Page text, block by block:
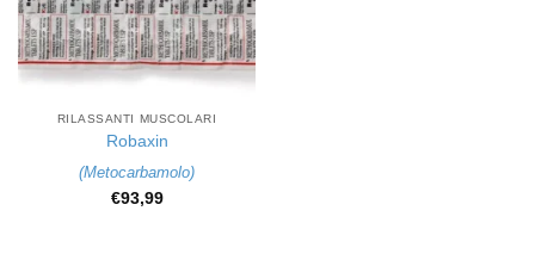
RILASSANTI MUSCOLARI
Robaxin
(Metocarbamolo)
€93,99